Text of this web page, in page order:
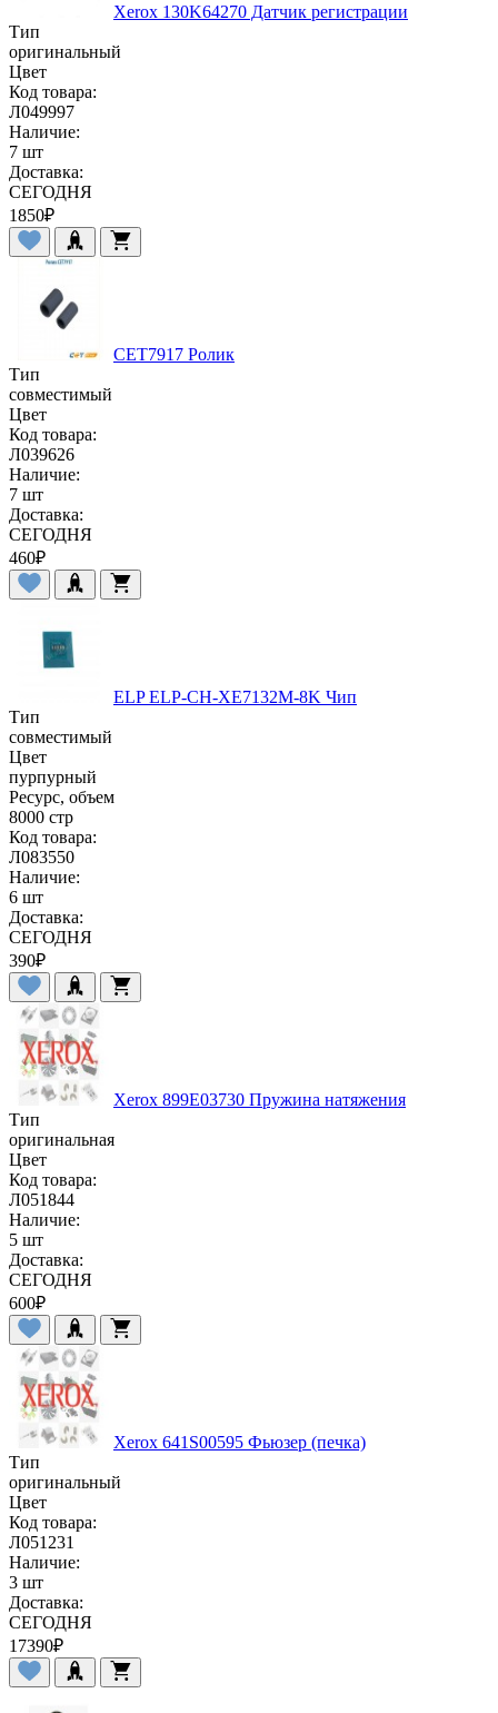
Xerox 130K64270 Датчик регистрации
Тип
оригинальный
Цвет
Код товара:
Л049997
Наличие:
7 шт
Доставка:
СЕГОДНЯ
1850₽
CET7917 Ролик
Тип
совместимый
Цвет
Код товара:
Л039626
Наличие:
7 шт
Доставка:
СЕГОДНЯ
460₽
ELP ELP-CH-XE7132M-8K Чип
Тип
совместимый
Цвет
пурпурный
Ресурс, объем
8000 стр
Код товара:
Л083550
Наличие:
6 шт
Доставка:
СЕГОДНЯ
390₽
Xerox 899E03730 Пружина натяжения
Тип
оригинальная
Цвет
Код товара:
Л051844
Наличие:
5 шт
Доставка:
СЕГОДНЯ
600₽
Xerox 641S00595 Фьюзер (печка)
Тип
оригинальный
Цвет
Код товара:
Л051231
Наличие:
3 шт
Доставка:
СЕГОДНЯ
17390₽